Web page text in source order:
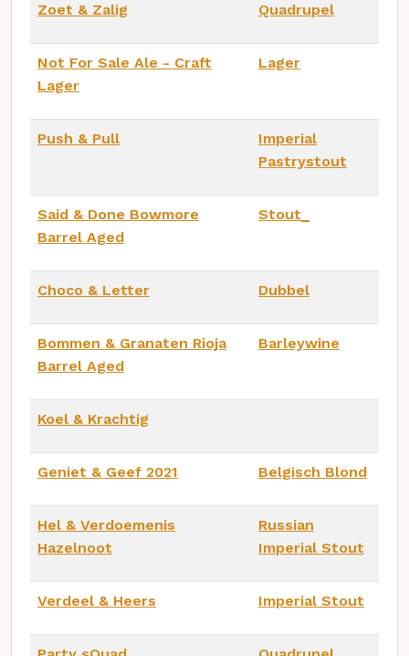
Zoet & Zalig Quadrupel
Not For Sale Ale - Craft
Lager
Lager
Push & Pull
Imperial
Pastrystout
Said & Done Bowmore
Barrel Aged
Stout_
Choco & Letter Dubbel
Bommen & Granaten Rioja
Barrel Aged
Barleywine
Koel & Krachtig
Geniet & Geef 2021 Belgisch Blond
Hel & Verdoemenis
Hazelnoot
Russian
Imperial Stout
Verdeel & Heers Imperial Stout